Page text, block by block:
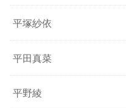
平塚紗依
平田真菜
平野綾